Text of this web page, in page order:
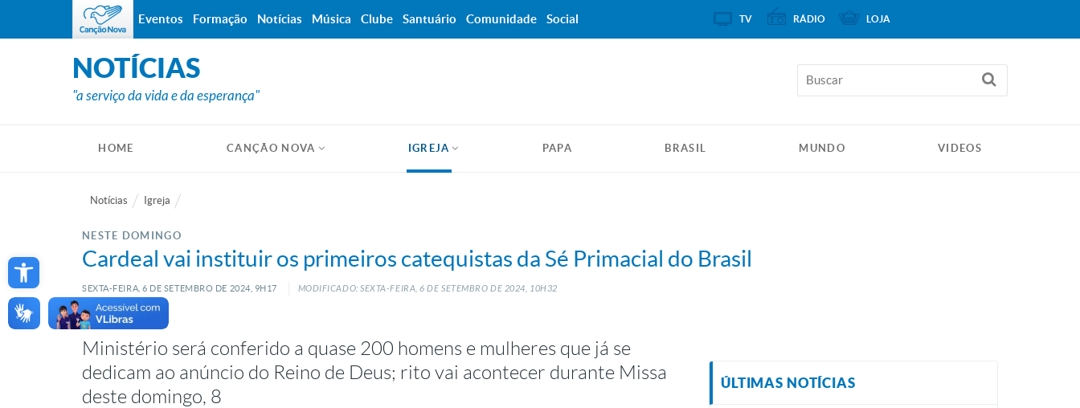
Open toolbar
NOTÍCIAS
"a serviço da vida e da esperança"
HOME CANÇÃO NOVA IGREJA PAPA BRASIL MUNDO VIDEOS
Notícias Igreja
NESTE DOMINGO
Cardeal vai instituir os primeiros catequistas da Sé Primacial do Brasil
SEXTA-FEIRA, 6 DE SETEMBRO DE 2024, 9H17 MODIFICADO: SEXTA-FEIRA, 6 DESETEMBRO DE 2024, 10H32
Ministério será conferido a quase 200 homens e mulheres que já se
dedicam ao anúncio do Reino de Deus; rito vai acontecer durante Missa
deste domingo, 8
ÚLTIMAS NOTÍCIAS
Eventos Formação Notícias Música Clube Santuário Comunidade Social TV RÁDIO LOJA